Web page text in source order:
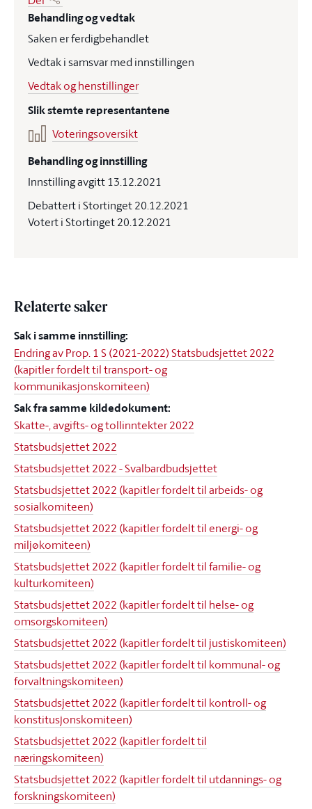
Behandling og vedtak
Saken er ferdigbehandlet
Vedtak i samsvar med innstillingen
Vedtak og henstillinger
Slik stemte representantene
Voteringsoversikt
Behandling og innstilling
Innstilling avgitt 13.12.2021
Debattert i Stortinget 20.12.2021
Votert i Stortinget 20.12.2021
Relaterte saker
Sak i samme innstilling:
Endring av Prop. 1 S (2021-2022) Statsbudsjettet 2022
(kapitler fordelt til transport- og
kommunikasjonskomiteen)
Sak fra samme kildedokument:
Skatte-, avgifts- og tollinntekter 2022
Statsbudsjettet 2022
Statsbudsjettet 2022 - Svalbardbudsjettet
Statsbudsjettet 2022 (kapitler fordelt til arbeids- og
sosialkomiteen)
Statsbudsjettet 2022 (kapitler fordelt til energi- og
miljøkomiteen)
Statsbudsjettet 2022 (kapitler fordelt til familie- og
kulturkomiteen)
Statsbudsjettet 2022 (kapitler fordelt til helse- og
omsorgskomiteen)
Statsbudsjettet 2022 (kapitler fordelt til justiskomiteen)
Statsbudsjettet 2022 (kapitler fordelt til kommunal- og
forvaltningskomiteen)
Statsbudsjettet 2022 (kapitler fordelt til kontroll- og
konstitusjonskomiteen)
Statsbudsjettet 2022 (kapitler fordelt til
næringskomiteen)
Statsbudsjettet 2022 (kapitler fordelt til utdannings- og
forskningskomiteen)